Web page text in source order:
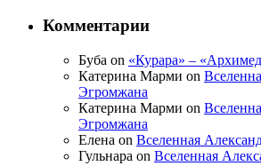
Комментарии
Буба on «Курара» –
Катерина Марми on
Эгромжана
Катерина Марми on
Эгромжана
Елена on Вселенная
Гульнара on Вселенная